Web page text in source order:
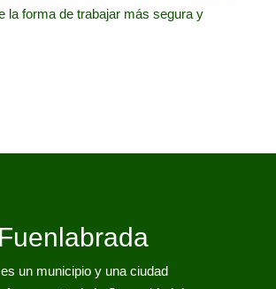
la forma de trabajar más segura y
Fuenlabrada
un municipio y una ciudad